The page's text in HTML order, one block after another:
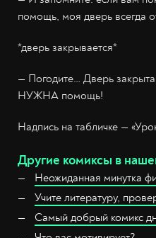
помощь, моя дверь всегда
*дверь закрывается*
— Погодите… Дверь
НУЖНА помощь!
Надпись на табличке —
Другие комиксы в
Неожиданная минутка
Учите литературу,
Самый добрый комикс